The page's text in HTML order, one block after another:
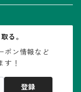
る。
ポン情報など
す！
登録